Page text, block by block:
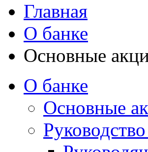
Главная
О банке
Основные
О банке
Основные